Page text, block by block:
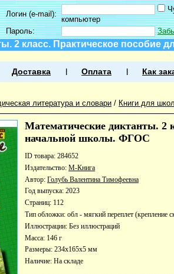
Логин (e-mail):
компьютер
Пароль:
2 класс. Практическое пособие
Доставка Оплата Как
литература и словари / Книги для
Математические диктанты. 2
начальной школы. ФГОС
ID товара: 284652
Издательство: М-Книга
Автор: Голубь Валентина Тимофеевна
Год выпуска: 2023
Страниц: 112
Тип обложки: обл - мягкий переплет (крепление
Иллюстрации: Без иллюстраций
Масса: 146 г
Размеры: 234x165x5 мм
Наличие: На складе